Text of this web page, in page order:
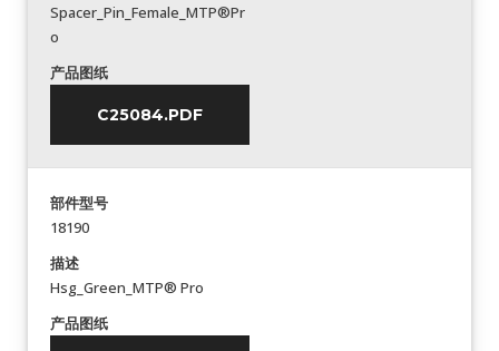
Spacer_Pin_Female_MTP®Pr
o
产品图纸
C25084.PDF
部件型号
18190
描述
Hsg_Green_MTP® Pro
产品图纸